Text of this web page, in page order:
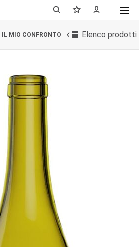
Elenco prodotti
IL MIO CONFRONTO